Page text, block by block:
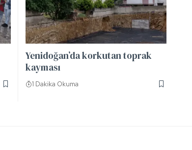
Yenidoğan’da korkutan toprak
kayması
1 Dakika Okuma